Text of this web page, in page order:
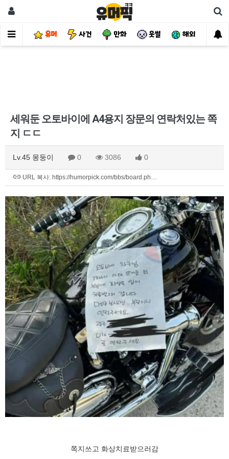
유머 사건 만화 웃썰 해외 핫
세워둔 오토바이에 A4용지 장문의 연락처있는 쪽
지 ㄷㄷ
Lv.45 몽둥이 0 3086 0
URL 복사: https://humorpick.com/bbs/board.ph…
쪽지쓰고 화상치료받으러감